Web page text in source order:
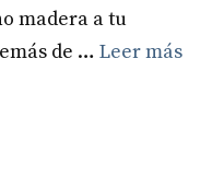
madera a tu
de … Leer más